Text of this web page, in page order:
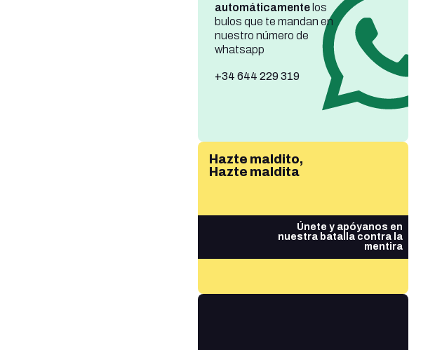
automáticamentelos
bulos que te mandan en
nuestro número de
whatsapp
+34 644 229 319
Hazte maldito,
Hazte maldita
Únete y apóyanos en
nuestra batalla contra la
mentira